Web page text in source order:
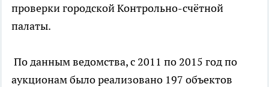
проверки городской Контрольно-счётной
палаты.
По данным ведомства, с 2011 по 2015 год по
аукционам было реализовано 197 объектов